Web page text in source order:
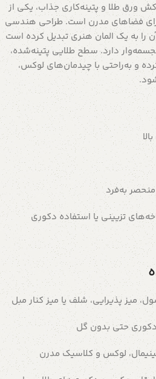
ورق طلا و پتینه‌کاری جذاب، یکی از
فضاهای مدرن است. طراحی هندسی
را به یک المان هنری تبدیل کرده است
دارد. سطح طلایی پتینه‌شده،
و به‌راحتی با چیدمان‌های لوکس،
به‌فرد
تزیینی یا استفاده دکوری
میز پذیرایی، شلف یا میز کنار مبل
دکوری حتی بدون گل
لوکس و کلاسیک مدرن